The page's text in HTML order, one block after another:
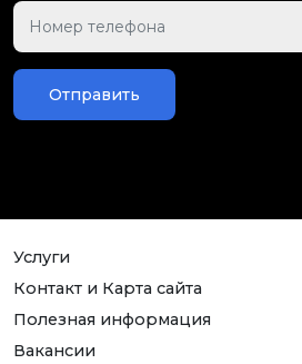
Отправить
Услуги
Контакт и Карта сайта
Полезная информация
Вакансии